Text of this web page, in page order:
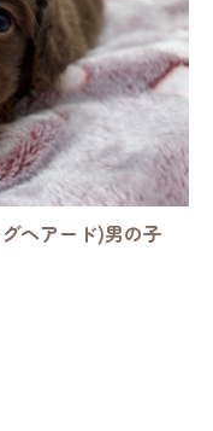
ヘアード)男の子